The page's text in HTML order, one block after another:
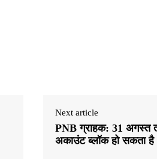
Next article
PNB ग्राहक: 31 अगस्त
अकाउंट ब्लॉक हो सकता है